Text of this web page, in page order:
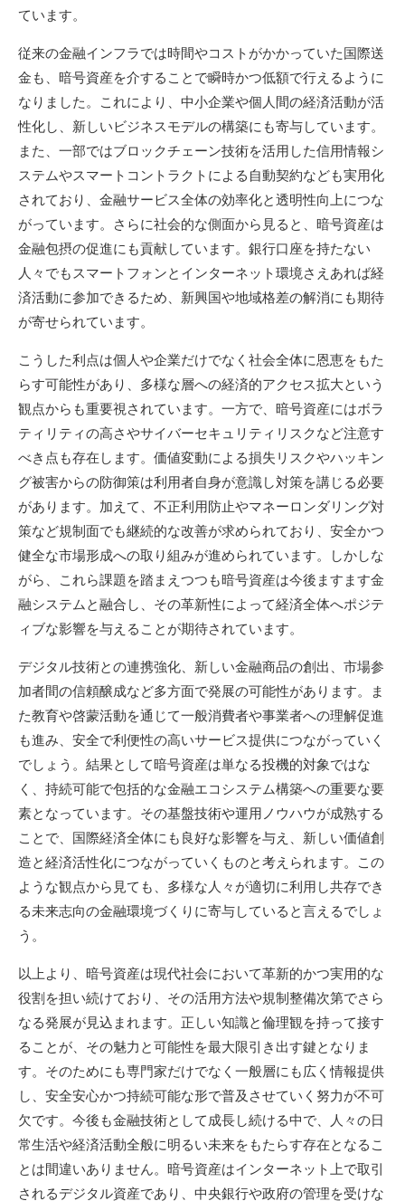
ています。
従来の金融インフラでは時間やコストがかかっていた国際送
金も、暗号資産を介することで瞬時かつ低額で行えるように
なりました。これにより、中小企業や個人間の経済活動が活
性化し、新しいビジネスモデルの構築にも寄与しています。
また、一部ではブロックチェーン技術を活用した信用情報シ
ステムやスマートコントラクトによる自動契約なども実用化
されており、金融サービス全体の効率化と透明性向上につな
がっています。さらに社会的な側面から見ると、暗号資産は
金融包摂の促進にも貢献しています。銀行口座を持たない
人々でもスマートフォンとインターネット環境さえあれば経
済活動に参加できるため、新興国や地域格差の解消にも期待
が寄せられています。
こうした利点は個人や企業だけでなく社会全体に恩恵をもた
らす可能性があり、多様な層への経済的アクセス拡大という
観点からも重要視されています。一方で、暗号資産にはボラ
ティリティの高さやサイバーセキュリティリスクなど注意す
べき点も存在します。価値変動による損失リスクやハッキン
グ被害からの防御策は利用者自身が意識し対策を講じる必要
があります。加えて、不正利用防止やマネーロンダリング対
策など規制面でも継続的な改善が求められており、安全かつ
健全な市場形成への取り組みが進められています。しかしな
がら、これら課題を踏まえつつも暗号資産は今後ますます金
融システムと融合し、その革新性によって経済全体へポジテ
ィブな影響を与えることが期待されています。
デジタル技術との連携強化、新しい金融商品の創出、市場参
加者間の信頼醸成など多方面で発展の可能性があります。ま
た教育や啓蒙活動を通じて一般消費者や事業者への理解促進
も進み、安全で利便性の高いサービス提供につながっていく
でしょう。結果として暗号資産は単なる投機的対象ではな
く、持続可能で包括的な金融エコシステム構築への重要な要
素となっています。その基盤技術や運用ノウハウが成熟する
ことで、国際経済全体にも良好な影響を与え、新しい価値創
造と経済活性化につながっていくものと考えられます。この
ような観点から見ても、多様な人々が適切に利用し共存でき
る未来志向の金融環境づくりに寄与していると言えるでしょ
う。
以上より、暗号資産は現代社会において革新的かつ実用的な
役割を担い続けており、その活用方法や規制整備次第でさら
なる発展が見込まれます。正しい知識と倫理観を持って接す
ることが、その魅力と可能性を最大限引き出す鍵となりま
す。そのためにも専門家だけでなく一般層にも広く情報提供
し、安全安心かつ持続可能な形で普及させていく努力が不可
欠です。今後も金融技術として成長し続ける中で、人々の日
常生活や経済活動全般に明るい未来をもたらす存在となるこ
とは間違いありません。暗号資産はインターネット上で取引
されるデジタル資産であり、中央銀行や政府の管理を受けな